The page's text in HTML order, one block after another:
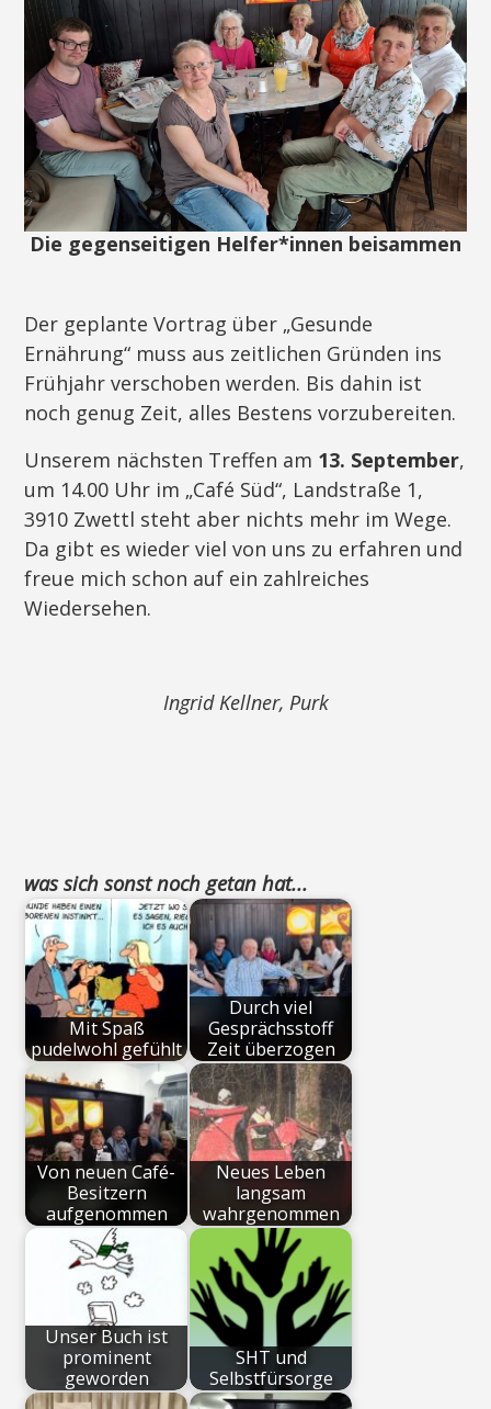
Die gegenseitigen Helfer*innen beisammen
Der geplante Vortrag über „Gesunde
Ernährung“ muss aus zeitlichen Gründen ins
Frühjahr verschoben werden. Bis dahin ist
noch genug Zeit, alles Bestens vorzubereiten.
Unserem nächsten Treffen am 13. September,
um 14.00 Uhr im „Café Süd“, Landstraße 1,
3910 Zwettl steht aber nichts mehr im Wege.
Da gibt es wieder viel von uns zu erfahren und
freue mich schon auf ein zahlreiches
Wiedersehen.
Ingrid Kellner, Purk
was sich sonst noch getan hat...
Mit Spaß
pudelwohl gefühlt
Durch viel
Gesprächsstoff
Zeit überzogen
Von neuen Café-
Besitzern
aufgenommen
Neues Leben
langsam
wahrgenommen
Unser Buch ist
prominent
geworden
SHT und
Selbstfürsorge